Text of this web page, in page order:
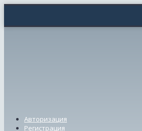
Авторизация
Регистрация